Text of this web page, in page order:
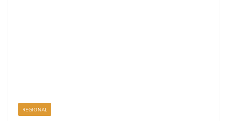
REGIONAL